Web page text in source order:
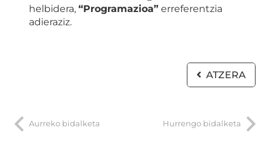
helbidera, “Programazioa” erreferentzia
adieraziz.
ATZERA
Aurreko bidalketa Hurrengo bidalketa